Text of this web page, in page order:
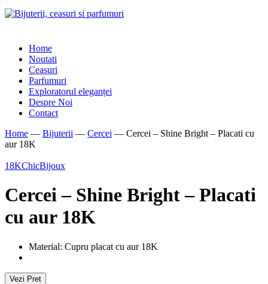
Home
Noutati
Ceasuri
Parfumuri
Exploratorul eleganței
Despre Noi
Contact
Home — Bijuterii — Cercei — Cercei – Shine Bright – Placati cu
aur 18K
18KChicBijoux
Cercei – Shine Bright – Placati
cu aur 18K
Material: Cupru placat cu aur 18K
Vezi Pret